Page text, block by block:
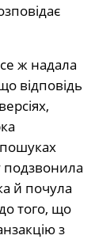
ж надала
відповідь
подзвонила
й почула
того, що
з